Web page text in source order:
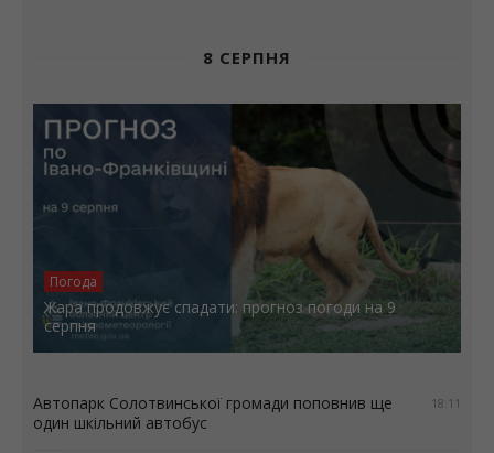
8 СЕРПНЯ
Погода
Жара продовжує спадати: прогноз погоди на 9
серпня
18:11
Автопарк Солотвинської громади поповнив ще
один шкільний автобус